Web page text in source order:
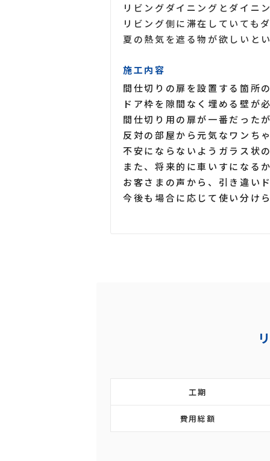
リビングダイニングとダイニ
リビング側に滞在していても
夏の熱気を遮る物が欲しいと
施工内容
間仕切りの扉を設置する箇所
ドア枠を隙間なく埋める壁が
間仕切り用の扉が一番だった
反対の部屋から元気なワンち
不安にならないようガラス状
また、将来的に車いすになる
お客さまの声から、引き違い
今後も場合に応じて使い分け
工期
費用総額